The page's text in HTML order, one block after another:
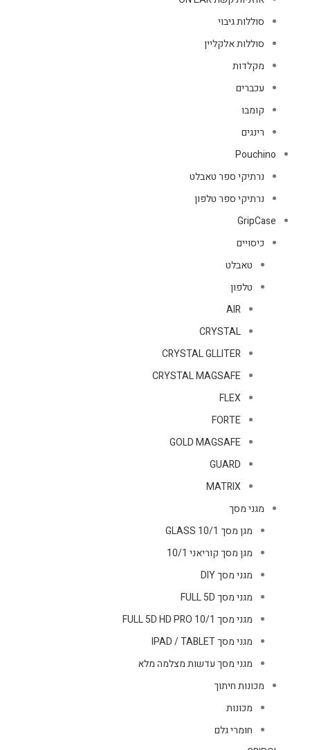
סוללות גיבוי
סוללות אלקליין
מקלדות
עכברים
קומבו
רינגים
Pouchino
נרתיקי ספר טאבלט
נרתיקי ספר טלפון
GripCase
כיסויים
טאבלט
טלפון
AIR
CRYSTAL
CRYSTAL GLLITER
CRYSTAL MAGSAFE
FLEX
FORTE
GOLD MAGSAFE
GUARD
MATRIX
מגני מסך
מגן מסך GLASS 10/1
מגן מסך קוריאני 10/1
מגני מסך DIY
מגני מסך FULL 5D
מגני מסך FULL 5D HD PRO 10/1
מגני מסך IPAD / TABLET
מגני מסך עדשות מצלמה מלא
מכונות חיתוך
מכונות
חומרי גלם